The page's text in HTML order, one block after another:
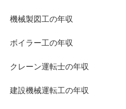
機械製図工の年収
ボイラー工の年収
クレーン運転士の年収
建設機械運転工の年収